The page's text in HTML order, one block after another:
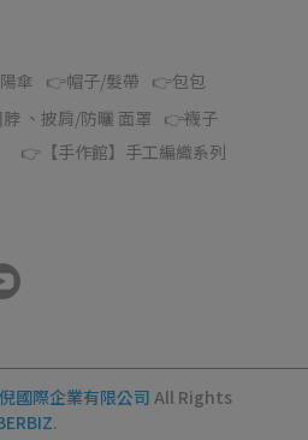
傘 👉帽子/髮帶 👉包包
、披肩/防曬 面罩 👉襪子
👉【手作館】手工編織系列
國際企業有限公司 All Rights
.